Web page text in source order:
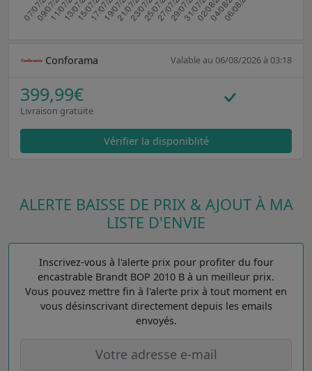
Conforama Valable au 06/08/2026 à 03:18
399,99€
Livraison gratuite
Vérifier la disponiblité
ALERTE BAISSE DE PRIX & AJOUT À MA
LISTE D'ENVIE
Inscrivez-vous à l'alerte prix pour profiter du four
encastrable Brandt BOP 2010 B à un meilleur prix.
Vous pouvez mettre fin à l'alerte prix à tout moment en
vous désinscrivant directement depuis les emails
envoyés.